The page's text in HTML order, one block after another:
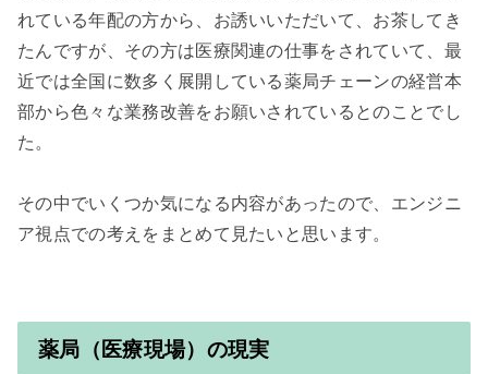
れている年配の方から、お誘いいただいて、お茶してき
たんですが、その方は医療関連の仕事をされていて、最
近では全国に数多く展開している薬局チェーンの経営本
部から色々な業務改善をお願いされているとのことでし
た。
その中でいくつか気になる内容があったので、エンジニ
ア視点での考えをまとめて見たいと思います。
薬局（医療現場）の現実